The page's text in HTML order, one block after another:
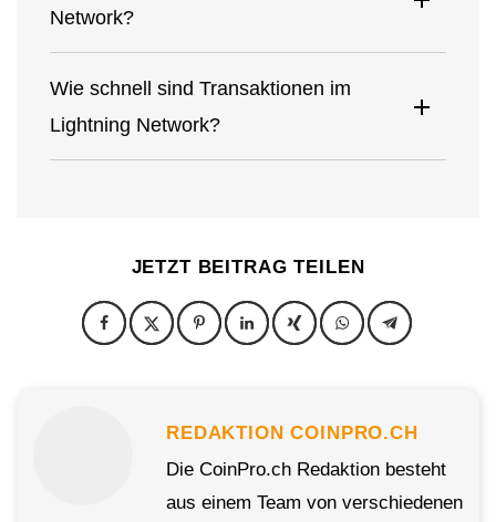
Network?
Wie schnell sind Transaktionen im
Lightning Network?
JETZT BEITRAG TEILEN
REDAKTION COINPRO.CH
Die CoinPro.ch Redaktion besteht
aus einem Team von verschiedenen